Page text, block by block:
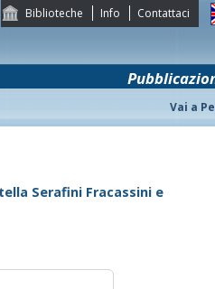
Biblioteche Info Contattaci
Vai a
Serafini Fracassini e